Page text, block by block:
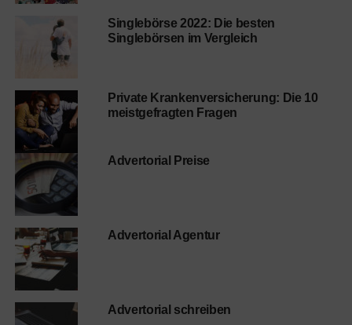
Singlebörse 2022: Die besten
Singlebörsen im Vergleich
Private Krankenversicherung: Die 10
meistgefragten Fragen
Advertorial Preise
Advertorial Agentur
Advertorial schreiben